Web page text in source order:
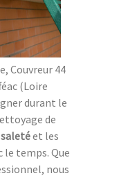
Couvreur 44
(Loire
durant le
de
saletéet les
le temps. Que
nous